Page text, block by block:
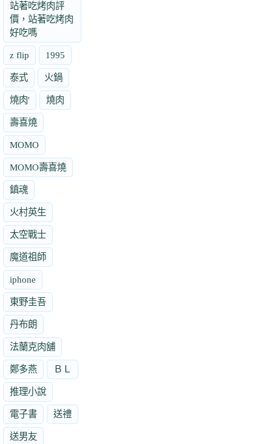
站著吃烤肉評
價，站著吃烤肉
好吃嗎
z flip 1995
泰式 火鍋
燒肉' 燒肉
壽喜燒
MOMO
MOMO壽喜燒
鎮魂
火村英生
太空戰士
魔道祖師
iphone
東野圭吾
丹布朗
法蘭克肉舖
鄭多燕 ＢＬ
推理小說
電子書 送禮
送男友